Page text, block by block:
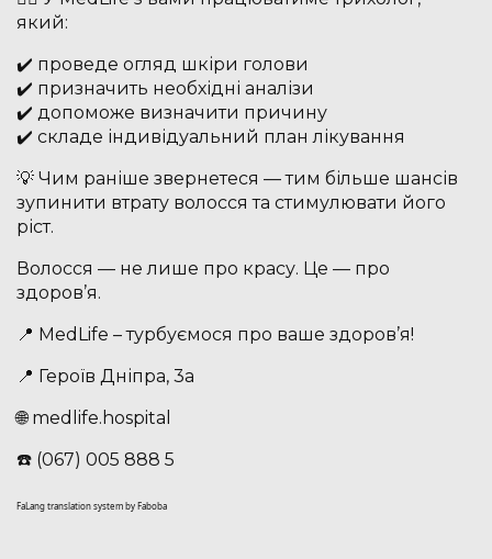
який:
✔️ проведе огляд шкіри голови
✔️ призначить необхідні аналізи
✔️ допоможе визначити причину
✔️ складе індивідуальний план лікування
💡 Чим раніше звернетеся — тим більше шансів
зупинити втрату волосся та стимулювати його
ріст.
Волосся — не лише про красу. Це — про
здоров’я.
📍 MedLife – турбуємося про ваше здоров’я!
📍 Героїв Дніпра, 3а
🌐 medlife.hospital
☎️ (067) 005 888 5
FaLang translation system by Faboba